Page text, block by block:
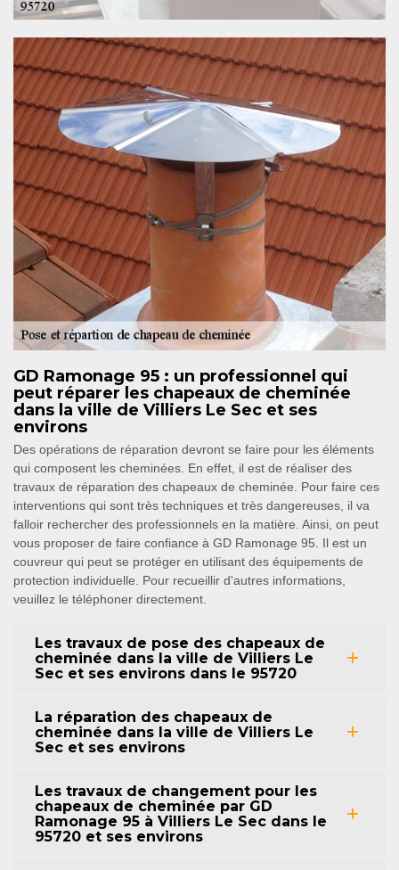
GD Ramonage 95 : un professionnel qui
peut réparer les chapeaux de cheminée
dans la ville de Villiers Le Sec et ses
environs
Des opérations de réparation devront se faire pour les éléments
qui composent les cheminées. En effet, il est de réaliser des
travaux de réparation des chapeaux de cheminée. Pour faire ces
interventions qui sont très techniques et très dangereuses, il va
falloir rechercher des professionnels en la matière. Ainsi, on peut
vous proposer de faire confiance à GD Ramonage 95. Il est un
couvreur qui peut se protéger en utilisant des équipements de
protection individuelle. Pour recueillir d'autres informations,
veuillez le téléphoner directement.
Les travaux de pose des chapeaux de
cheminée dans la ville de Villiers Le
Sec et ses environs dans le 95720
La réparation des chapeaux de
cheminée dans la ville de Villiers Le
Sec et ses environs
Les travaux de changement pour les
chapeaux de cheminée par GD
Ramonage 95 à Villiers Le Sec dans le
95720 et ses environs